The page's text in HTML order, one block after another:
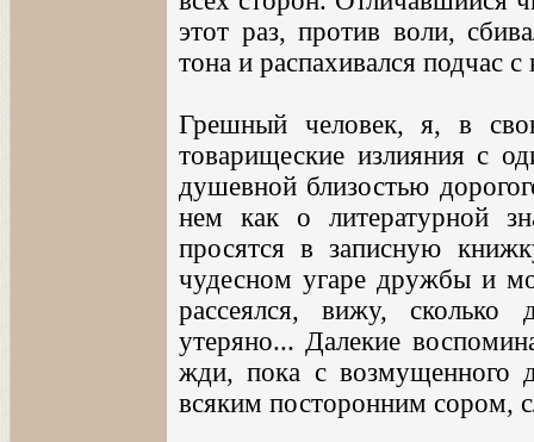
этот раз, против воли,
тона и распахивался подчас
Грешный человек, я, в
товарищеские излияния с
душевной близостью
нем как о литературной
просятся в записную
чудесном угаре дружбы и
рассеялся, вижу, сколько
утеряно... Далекие
жди, пока с возмущенного
всяким посторонним сором,